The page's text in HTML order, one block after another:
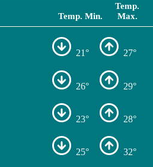
Temp. Min.
Temp.
Max.
21° 27°
26° 29°
23° 28°
25° 32°